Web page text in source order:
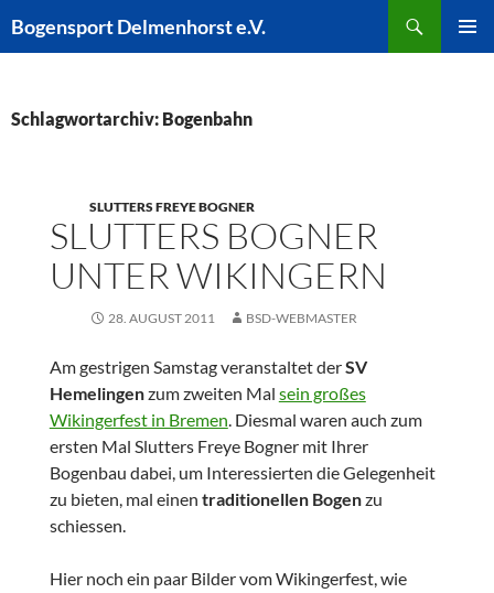
Inhalt
Bogensport Delmenhorst e.V.
Schlagwortarchiv: Bogenbahn
SLUTTERS FREYE BOGNER
SLUTTERS BOGNER
UNTER WIKINGERN
28. AUGUST 2011 BSD-WEBMASTER
Am gestrigen Samstag veranstaltet derSV
Hemelingenzum zweiten Mal sein großes
Wikingerfest in Bremen. Diesmal waren auch zum
ersten Mal Slutters Freye Bogner mit Ihrer
Bogenbau dabei, um Interessierten die Gelegenheit
zu bieten, mal einen traditionellen Bogenzu
schiessen.
Hier noch ein paar Bilder vom Wikingerfest, wie